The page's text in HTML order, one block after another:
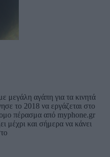
μεγάλη αγάπη για τα κινητά
το 2018 να εργάζεται στο
πέρασμα από myphone.gr
μέχρι και σήμερα να κάνει